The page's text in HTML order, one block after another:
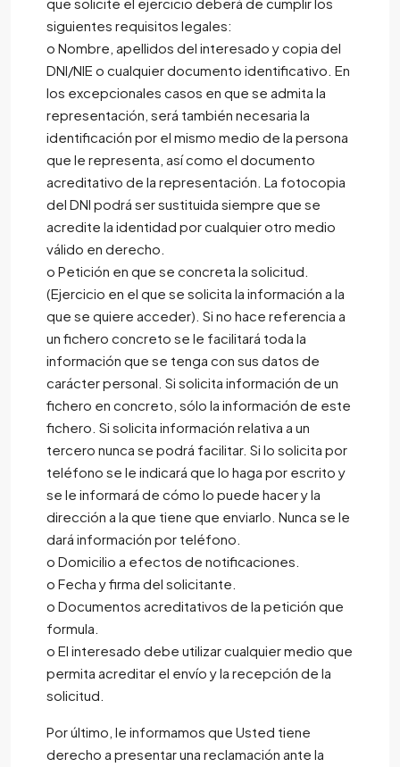
siguientes requisitos legales:
o Nombre, apellidos del interesado y copia del
DNI/NIE o cualquier documento identificativo. En
los excepcionales casos en que se admita la
representación, será también necesaria la
identificación por el mismo medio de la persona
que le representa, así como el documento
acreditativo de la representación. La fotocopia
del DNI podrá ser sustituida siempre que se
acredite la identidad por cualquier otro medio
válido en derecho.
o Petición en que se concreta la solicitud.
(Ejercicio en el que se solicita la información a la
que se quiere acceder). Si no hace referencia a
un fichero concreto se le facilitará toda la
información que se tenga con sus datos de
carácter personal. Si solicita información de un
fichero en concreto, sólo la información de este
fichero. Si solicita información relativa a un
tercero nunca se podrá facilitar. Si lo solicita por
teléfono se le indicará que lo haga por escrito y
se le informará de cómo lo puede hacer y la
dirección a la que tiene que enviarlo. Nunca se le
dará información por teléfono.
o Domicilio a efectos de notificaciones.
o Fecha y firma del solicitante.
o Documentos acreditativos de la petición que
formula.
o El interesado debe utilizar cualquier medio que
permita acreditar el envío y la recepción de la
solicitud.
Por último, le informamos que Usted tiene
derecho a presentar una reclamación ante la